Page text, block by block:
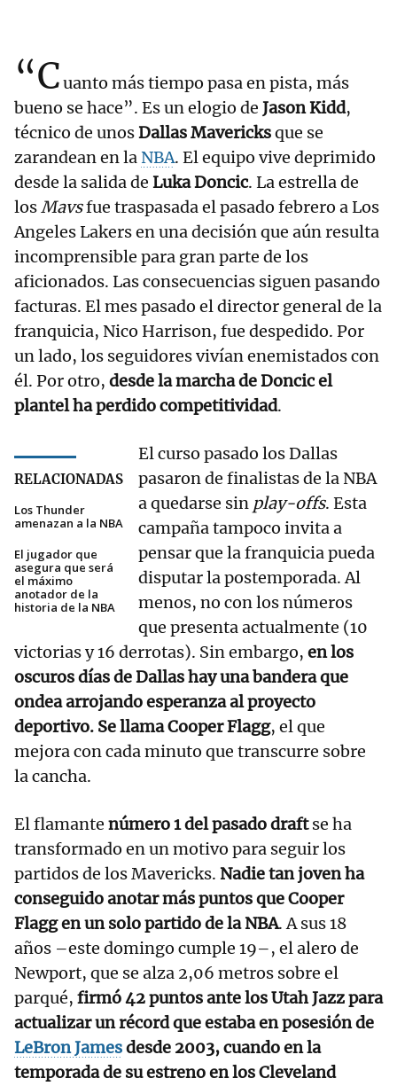
“Cuanto más tiempo pasa en pista, más
bueno se hace”. Es un elogio de Jason Kidd,
técnico de unosDallas Mavericksque se
zarandean en la NBA. El equipo vive deprimido
desde la salida de Luka Doncic. La estrella de
losMavsfue traspasada el pasado febrero a Los
Angeles Lakers en una decisión que aún resulta
incomprensible para gran parte de los
aficionados. Las consecuencias siguen pasando
facturas. El mes pasado el director general de la
franquicia, Nico Harrison, fue despedido. Por
un lado, los seguidores vivían enemistados con
él. Por otro, desde la marcha de Doncic el
plantel ha perdido competitividad.
RELACIONADAS
Los Thunder
amenazan a la NBA
El jugador que
asegura que será
el máximo
anotador de la
historia de la NBA
El curso pasado los Dallas
pasaron de finalistas de la NBA
a quedarse sin play-offs. Esta
campaña tampoco invita a
pensar que la franquicia pueda
disputar la postemporada. Al
menos, no con los números
que presenta actualmente (10
victorias y 16 derrotas). Sin embargo, en los
oscuros días de Dallas hay una bandera que
ondea arrojando esperanza al proyecto
deportivo. Se llama Cooper Flagg, el que
mejora con cada minuto que transcurre sobre
la cancha.
El flamante número 1 del pasado draftse ha
transformado en un motivo para seguir los
partidos de los Mavericks. Nadie tan joven ha
conseguido anotar más puntos que Cooper
Flagg en un solo partido de la NBA. A sus 18
años –este domingo cumple 19–, el alero de
Newport, que se alza 2,06 metros sobre el
parqué, firmó 42 puntos ante los Utah Jazz para
actualizar un récord que estaba en posesión de
LeBron Jamesdesde 2003, cuando en la
temporada de su estreno en los Cleveland